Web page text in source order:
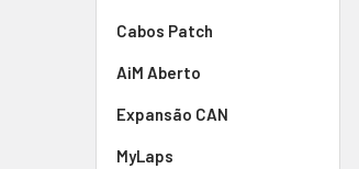
Cabos Patch
AiM Aberto
Expansão CAN
MyLaps